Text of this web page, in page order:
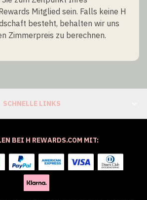
Mitglied sein. Falls keine H
besteht, behalten wir uns
Zimmerpreis zu berechnen.
SCHNELLE LINKS
BEI H REWARDS.COM MIT: